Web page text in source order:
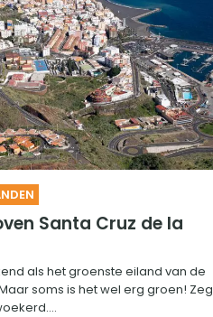
Santa Cruz de la
als het groenste eiland van de
soms is het wel erg groen! Zeg